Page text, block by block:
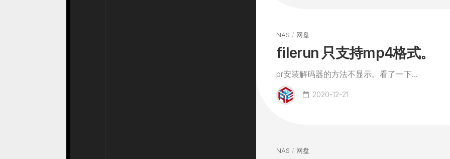
NAS / 网盘
filerun 只支持mp4格式。
pr安装解码器的方法不显示。看了一下...
2020-12-21
NAS / 网盘